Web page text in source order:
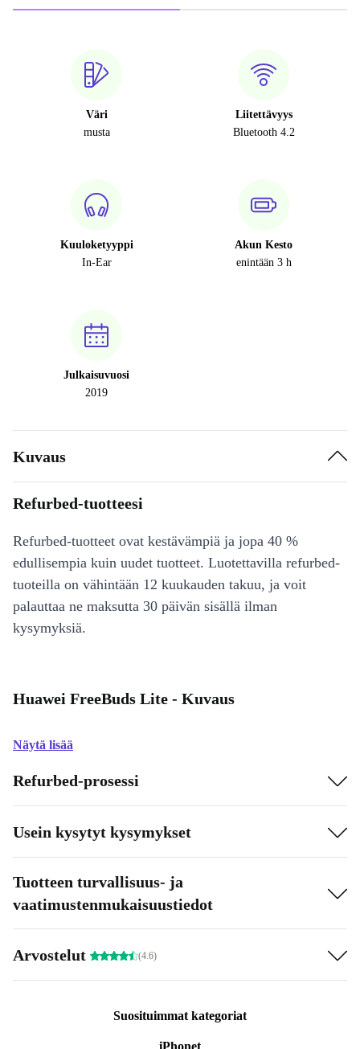
Väri
musta
Liitettävyys
Bluetooth 4.2
Kuuloketyyppi
In-Ear
Akun Kesto
enintään 3 h
Julkaisuvuosi
2019
Kuvaus
Refurbed-tuotteesi
Refurbed-tuotteet ovat kestävämpiä ja jopa 40 %
edullisempia kuin uudet tuotteet. Luotettavilla refurbed-
tuoteilla on vähintään 12 kuukauden takuu, ja voit
palauttaa ne maksutta 30 päivän sisällä ilman
kysymyksiä.
Huawei FreeBuds Lite - Kuvaus
Näytä lisää
Refurbed-prosessi
Usein kysytyt kysymykset
Tuotteen turvallisuus- ja
vaatimustenmukaisuustiedot
Arvostelut (4.6)
Suosituimmat kategoriat
iPhonet